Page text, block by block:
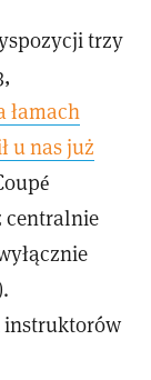
trzy
łamach
u nas już
centralnie
instruktorów